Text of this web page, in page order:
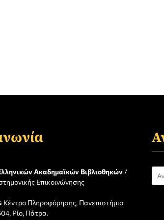
Ακαδημαϊκών Βιβλιοθηκών /
Επικοινώνησης
Κέντρο Πληροφόρησης, Πανεπιστήμιο
Ρίο, Πάτρα.
για: